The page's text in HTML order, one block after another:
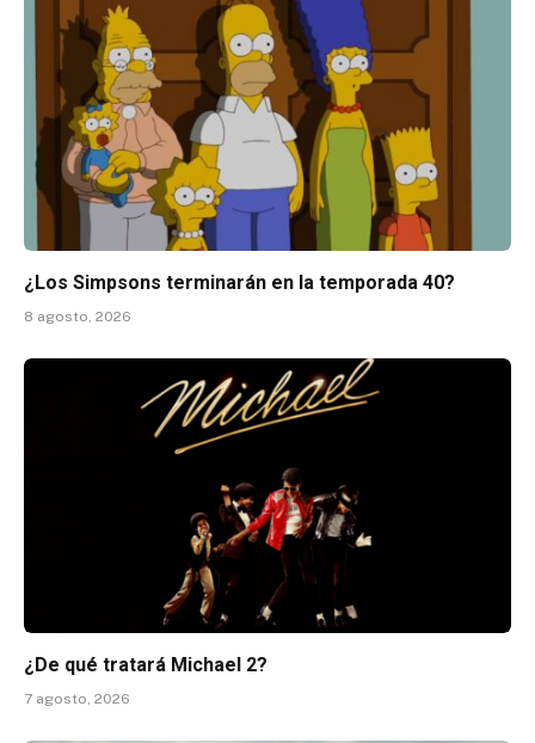
¿Los Simpsons terminarán en la temporada 40?
8 agosto, 2026
¿De qué tratará Michael 2?
7 agosto, 2026